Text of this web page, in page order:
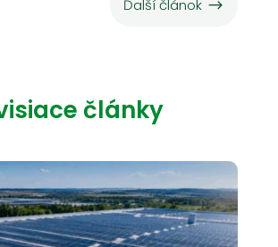
Ďalší článok $
články